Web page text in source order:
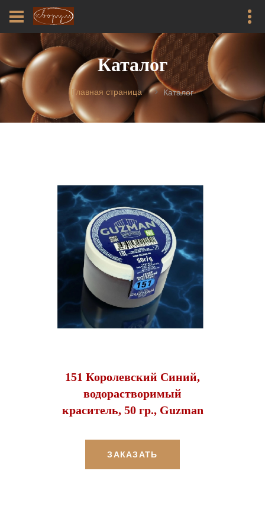
Каталог
Главная страница Каталог
151 Королевский Синий,
водорастворимый
краситель, 50 гр., Guzman
ЗАКАЗАТЬ